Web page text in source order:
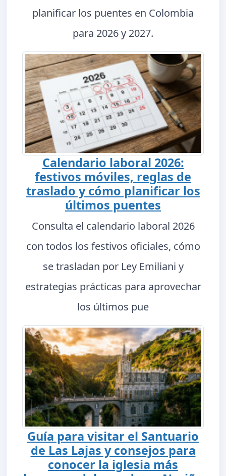
planificar los puentes en Colombia
para 2026 y 2027.
Calendario laboral 2026:
festivos móviles, reglas de
traslado y cómo planificar los
últimos puentes
Consulta el calendario laboral 2026
con todos los festivos oficiales, cómo
se trasladan por Ley Emiliani y
estrategias prácticas para aprovechar
los últimos pue
Guía para visitar el Santuario
de Las Lajas y consejos para
conocer la iglesia más